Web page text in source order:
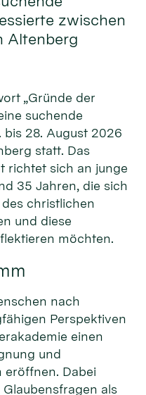
zwischen
Altenberg
„Gründe der
suchende
28. August 2026
statt. Das
richtet sich an junge
35 Jahren, die sich
christlichen
und diese
möchten.
nach
Perspektiven
einen
und
eröffnen. Dabei
als